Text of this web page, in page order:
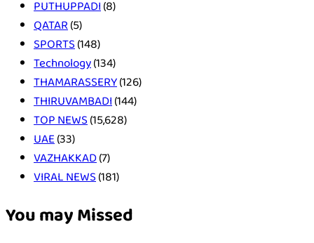
PUTHUPPADI (8)
QATAR(5)
SPORTS (148)
Technology(134)
THAMARASSERY(126)
THIRUVAMBADI (144)
TOP NEWS (15,628)
UAE (33)
VAZHAKKAD(7)
VIRAL NEWS (181)
You may Missed